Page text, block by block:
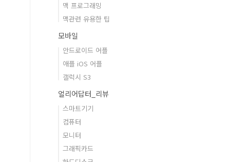
맥 프로그래밍
맥관련 유용한 팁
모바일
안드로이드 어플
애플 iOS 어플
갤럭시 S3
얼리어답터_리뷰
스마트기기
컴퓨터
모니터
그래픽카드